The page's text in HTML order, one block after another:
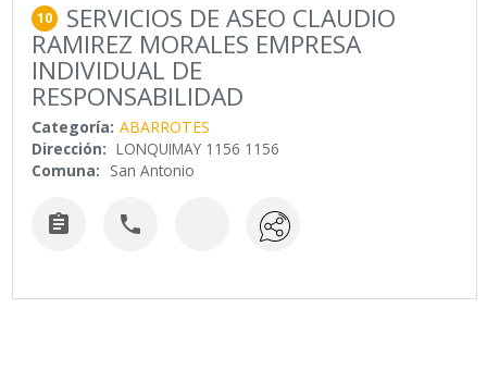
10 SERVICIOS DE ASEO CLAUDIO
RAMIREZ MORALES EMPRESA
INDIVIDUAL DE
RESPONSABILIDAD
Categoría: ABARROTES
Dirección: LONQUIMAY 1156 1156
Comuna: San Antonio
 